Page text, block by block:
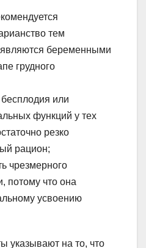
тем
беременными
грудного
или
функций у тех
резко
рацион;
чрезмерного
потому что она
усвоению
указывают на то, что